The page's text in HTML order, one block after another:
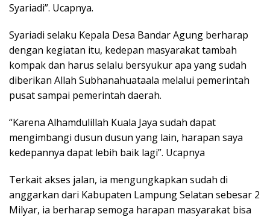
Syariadi”. Ucapnya.
Syariadi selaku Kepala Desa Bandar Agung berharap
dengan kegiatan itu, kedepan masyarakat tambah
kompak dan harus selalu bersyukur apa yang sudah
diberikan Allah Subhanahuataala melalui pemerintah
pusat sampai pemerintah daerah.
“Karena Alhamdulillah Kuala Jaya sudah dapat
mengimbangi dusun dusun yang lain, harapan saya
kedepannya dapat lebih baik lagi”. Ucapnya
Terkait akses jalan, ia mengungkapkan sudah di
anggarkan dari Kabupaten Lampung Selatan sebesar 2
Milyar, ia berharap semoga harapan masyarakat bisa